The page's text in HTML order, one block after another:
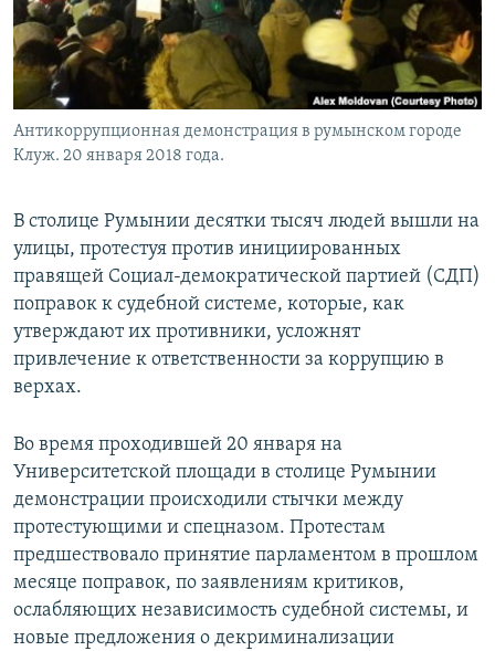
Антикоррупционная демонстрация в румынском городе
Клуж. 20 января 2018 года.
В столице Румынии десятки тысяч людей вышли на
улицы, протестуя против инициированных
правящей Социал-демократической партией (СДП)
поправок к судебной системе, которые, как
утверждают их противники, усложнят
привлечение к ответственности за коррупцию в
верхах.
Во время проходившей 20 января на
Университетской площади в столице Румынии
демонстрации происходили стычки между
протестующими и спецназом. Протестам
предшествовало принятие парламентом в прошлом
месяце поправок, по заявлениям критиков,
ослабляющих независимость судебной системы, и
новые предложения о декриминализации